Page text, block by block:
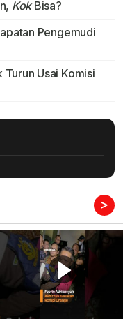
KokBisa?
Pengemudi
Usai Komisi
>